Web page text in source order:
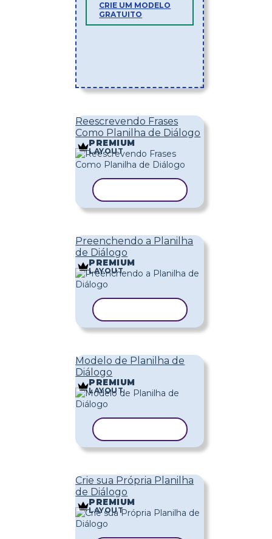
CRIE UM MODELO
GRATUITO
Reescrevendo Frases
Como Planilha de Diálogo
PREMIUM
LAYOUT
Preenchendo a Planilha
de Diálogo
PREMIUM
LAYOUT
Modelo de Planilha de
Diálogo
PREMIUM
LAYOUT
Crie sua Própria Planilha
de Diálogo
PREMIUM
LAYOUT